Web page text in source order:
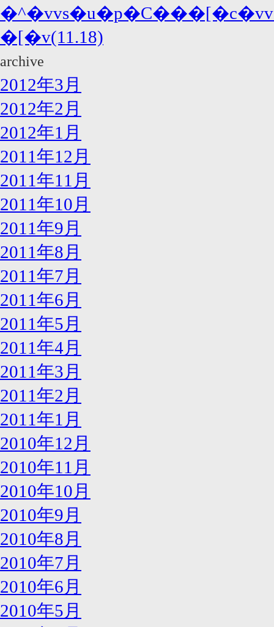
�[�v(11.18)
archive
2012年3月
2012年2月
2012年1月
2011年12月
2011年11月
2011年10月
2011年9月
2011年8月
2011年7月
2011年6月
2011年5月
2011年4月
2011年3月
2011年2月
2011年1月
2010年12月
2010年11月
2010年10月
2010年9月
2010年8月
2010年7月
2010年6月
2010年5月